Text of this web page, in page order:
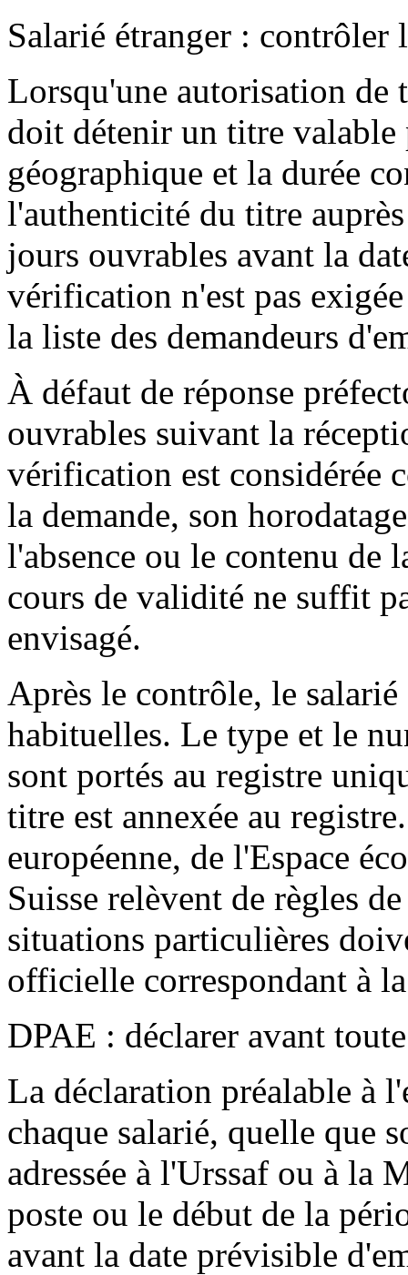
Salarié étranger :
Lorsqu'une autorisation de
doit détenir un titre
géographique et la durée
l'authenticité du titre
jours ouvrables avant la
vérification n'est pas
la liste des demandeurs
À défaut de réponse
ouvrables suivant la
vérification est considérée
la demande, son
l'absence ou le contenu de
cours de validité ne suffit
envisagé.
Après le contrôle, le
habituelles. Le type et le
sont portés au registre
titre est annexée au
européenne, de l'Espace
Suisse relèvent de règles
situations particulières
officielle correspondant à
DPAE : déclarer avant
La déclaration préalable à
chaque salarié, quelle que
adressée à l'Urssaf ou à la
poste ou le début de la
avant la date prévisible